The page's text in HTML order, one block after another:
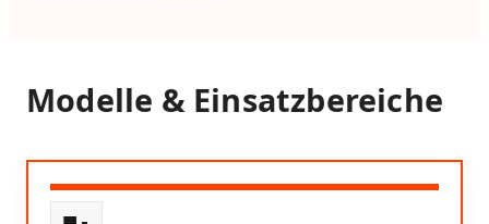
Modelle & Einsatzbereiche